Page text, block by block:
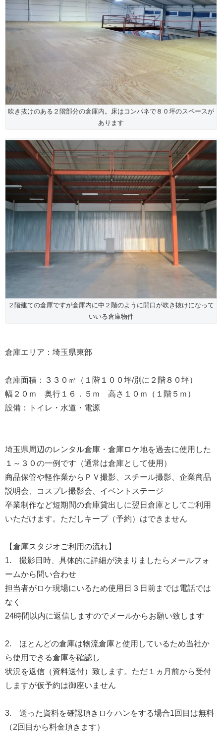
吹き抜けのある２階部分の倉庫内。床はコンパネで８０坪のスペースが
あります
２階建ての倉庫ですが倉庫内に中２階のように開口が吹き抜けになって
いいる倉庫物件
倉庫エリア：埼玉県東部
倉庫面積：３３０㎡（１階１００坪/別に２階８０坪）
幅２０ｍ 奥行１６．５ｍ 高さ１０ｍ（１階５ｍ）
設備：トイレ・水道・電源
埼玉県周辺のレンタル倉庫・倉庫ロケ地を過去に使用した
１～３０の一例です（通常は倉庫として使用）
商品保管や軽作業からＰＶ撮影、スチール撮影、企業商品
説明会、コスプレ撮影会、イベントステージ
卒業制作など短期間の倉庫貸出しに翌日倉庫としてご利用
いただけます。ただしキープ（予約）はできません
【倉庫スタジオご利用の流れ】
1. 撮影日時、具体的に詳細が決まりましたらメールフォ
ームから問い合わせ
担当者がロケ現場にいるため使用日３日前までは電話では
なく
24時間以内に返信しますのでメールからお願い致します
2. ほとんどの倉庫は物流倉庫と使用しているため当社か
ら使用できる倉庫を確認し
状況を返信（資料送付）致します。ただ１ヵ月前から受付
しますが仮予約は御座いません
3. 送った資料を確認頂きロケハンをする場合1回目は無料
（2回目から料金頂きます）